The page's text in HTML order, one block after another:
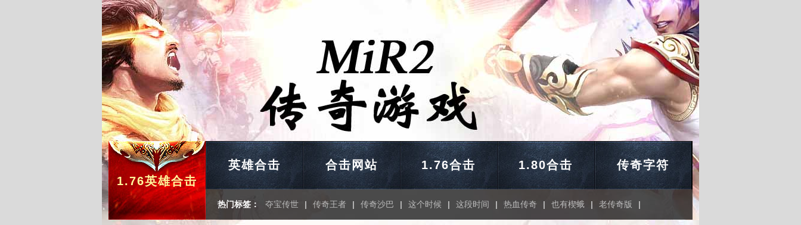
1.76英雄合击
英雄合击 合击网站 1.76合击 1.80合击 传奇字符
热门标签： 夺宝传世 | 传奇王者 | 传奇沙巴 | 这个时候 | 这段时间 | 热血传奇 | 也有楔蛾 | 老传奇版 |